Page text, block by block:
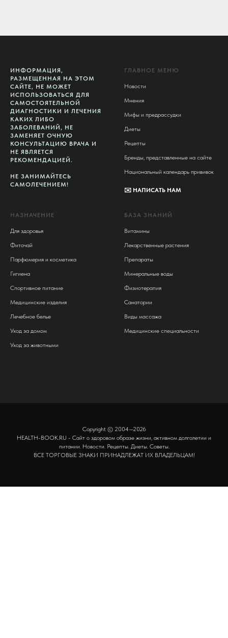
ИНФОРМАЦИЯ,
РАЗМЕЩЕННАЯ НА ЭТОМ
САЙТЕ, НЕ МОЖЕТ
ИСПОЛЬЗОВАТЬСЯ ДЛЯ
САМОСТОЯТЕЛЬНОЙ
ДИАГНОСТИКИ И ЛЕЧЕНИЯ
КАКИХ ЛИБО
ЗАБОЛЕВАНИЙ, НЕ
ЗАМЕНЯЕТ ОЧНУЮ
КОНСУЛЬТАЦИЮ ВРАЧА И
НЕ ЯВЛЯЕТСЯ
РЕКОМЕНДАЦИЕЙ.
НЕ ЗАНИМАЙТЕСЬ
САМОЛЕЧЕНИЕМ!
ГЛАВНОЕ МЕНЮ
Новости
Мнения
Мифы и предрассудки
Диеты
Рецепты
Бренды, представленные на сайте
Национальный календарь прививок
✉️ НАПИСАТЬ НАМ
НАЗНАЧЕНИЕ
Для здоровья
Фиточай
Парфюмерия и косметика
Гигиена
Спортивное питание
Медицинские изделия
Лечебное белье
Уход за домом
Уход за животными
БАЗА ЗНАНИЙ
Витамины
Лекарственные растения
Препараты
Минеральные воды
Физиотерапия
Санатории
Виды массажа
Медицинские специальности
Copyright © 2004—2026
HEALTH-BOOK.RU - Сайт о здоровом образе жизни, активном долголетии и
питании. Новости. Рецепты. Диеты. Советы.
ВСЕ ТОРГОВЫЕ ЗНАКИ ПРИНАДЛЕЖАТ ИХ ВЛАДЕЛЬЦАМ!